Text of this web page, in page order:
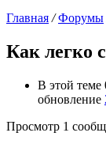
Главная / Форумы
Как легко
В этой теме
обновление
Просмотр 1